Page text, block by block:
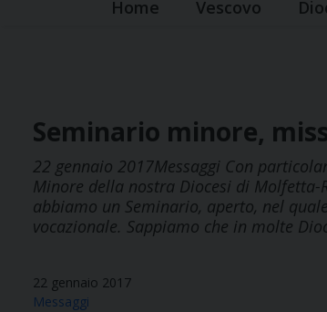
Home Vescovo
Seminario minore,
22 gennaio 2017Messaggi Con
Minore della nostra Diocesi di Molfetta-
abbiamo un Seminario, aperto, nel
vocazionale. Sappiamo che in molte
22 gennaio 2017
Messaggi